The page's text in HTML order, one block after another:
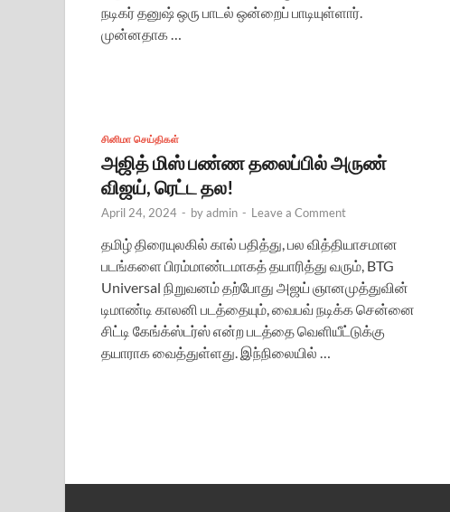
நடிகர் தனுஷ் ஒரு பாடல் ஒன்றைப் பாடியுள்ளார்.
முன்னதாக …
சினிமா செய்திகள்
அஜித் மிஸ் பண்ண தலைப்பில் அருண்
விஜய், ரெட்ட தல!
April 24, 2024 - byadmin - Leave a Comment
தமிழ் திரையுலகில் கால் பதித்து, பல வித்தியாசமான
படங்களை பிரம்மாண்டமாகத் தயாரித்து வரும், BTG
Universal நிறுவனம் தற்போது அஜய் ஞானமுத்துவின்
டிமாண்டி காலனி படத்தையும், வைபவ் நடிக்க சென்னை
சிட்டி கேங்க்ஸ்டர்ஸ் என்ற படத்தை வெளியீட்டுக்கு
தயாராக வைத்துள்ளது. இந்நிலையில் …